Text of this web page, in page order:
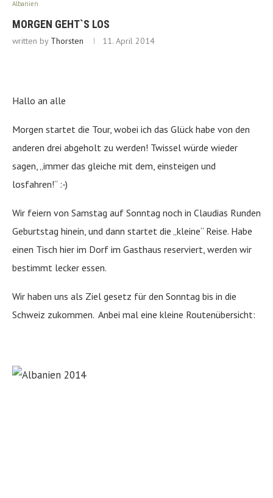
Albanien
MORGEN GEHT`S LOS
written by Thorsten 11. April 2014
Hallo an alle
Morgen startet die Tour, wobei ich das Glück habe von den
anderen drei abgeholt zu werden! Twissel würde wieder
sagen, „immer das gleiche mit dem, einsteigen und
losfahren!“ :-)
Wir feiern von Samstag auf Sonntag noch in Claudias Runden
Geburtstag hinein, und dann startet die „kleine“ Reise. Habe
einen Tisch hier im Dorf im Gasthaus reserviert, werden wir
bestimmt lecker essen.
Wir haben uns als Ziel gesetz für den Sonntag bis in die
Schweiz zukommen. Anbei mal eine kleine Routenübersicht: